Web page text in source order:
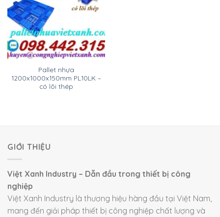
Pallet nhựa
1200x1000x150mm PL10LK –
có lõi thép
GIỚI THIỆU
Việt Xanh Industry – Dẫn đầu trong thiết bị công
nghiệp
Việt Xanh Industry là thương hiệu hàng đầu tại Việt Nam,
mang đến giải pháp thiết bị công nghiệp chất lượng và